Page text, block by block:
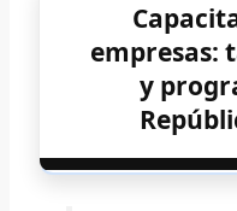
empresas:
y